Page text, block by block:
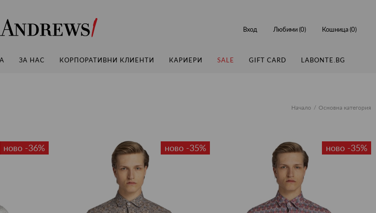
Andrews
ЗА НАС КОРПОРАТИВНИ КЛИЕНТИ КАРИЕРИ SALE GIFT CARD LABONTE.BG
Вход Любими (0) Кошница (0)
Начало Основна категория
ново -36% ново -35% ново -35%